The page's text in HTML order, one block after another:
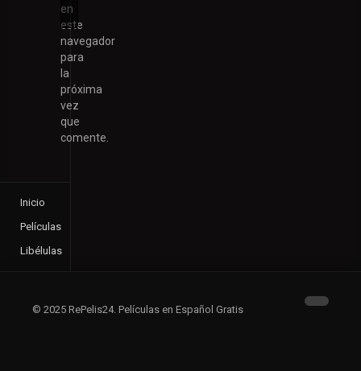
en
este
navegador
para
la
próxima
vez
que
comente.
Inicio
Películas
Libélulas
© 2025 RePelis24. Películas en Español Gratis